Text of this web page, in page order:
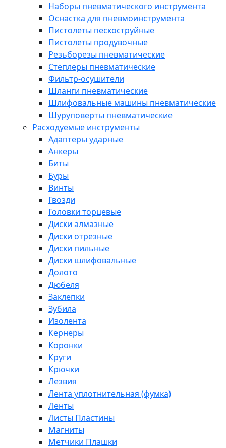
Наборы пневматического инструмента
Оснастка для пневмоинструмента
Пистолеты пескоструйные
Пистолеты продувочные
Резьборезы пневматические
Степлеры пневматические
Фильтр-осушители
Шланги пневматические
Шлифовальные машины пневматические
Шуруповерты пневматические
Расходуемые инструменты
Адаптеры ударные
Анкеры
Биты
Буры
Винты
Гвозди
Головки торцевые
Диски алмазные
Диски отрезные
Диски пильные
Диски шлифовальные
Долото
Дюбеля
Заклепки
Зубила
Изолента
Кернеры
Коронки
Круги
Крючки
Лезвия
Лента уплотнительная (фумка)
Ленты
Листы Пластины
Магниты
Метчики Плашки